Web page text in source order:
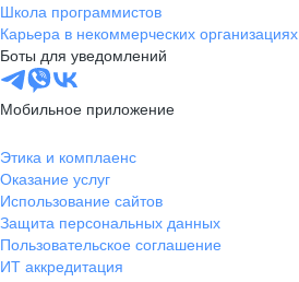
Школа программистов
Карьера в некоммерческих организациях
Боты для уведомлений
Мобильное приложение
Этика и комплаенс
Оказание услуг
Использование сайтов
Защита персональных данных
Пользовательское соглашение
ИТ аккредитация